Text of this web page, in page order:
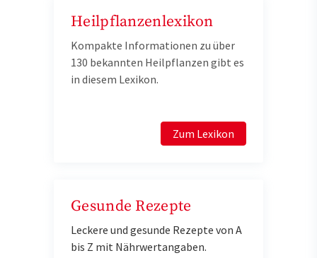
Heilpflanzenlexikon
Kompakte Informationen zu über
130 bekannten Heilpflanzen gibt es
in diesem Lexikon.
Zum Lexikon
Gesunde Rezepte
Leckere und gesunde Rezepte von A
bis Z mit Nährwertangaben.